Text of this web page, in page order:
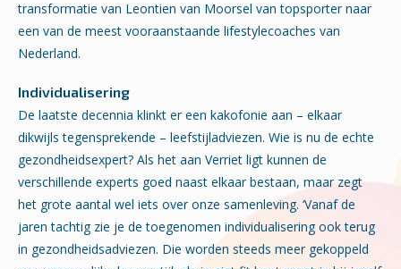
transformatie van Leontien van Moorsel van topsporter naar
een van de meest vooraanstaande lifestylecoaches van
Nederland.
Individualisering
De laatste decennia klinkt er een kakofonie aan – elkaar
dikwijls tegensprekende – leefstijladviezen. Wie is nu de echte
gezondheidsexpert? Als het aan Verriet ligt kunnen de
verschillende experts goed naast elkaar bestaan, maar zegt
het grote aantal wel iets over onze samenleving. ‘Vanaf de
jaren tachtig zie je de toegenomen individualisering ook terug
in gezondheidsadviezen. Die worden steeds meer gekoppeld